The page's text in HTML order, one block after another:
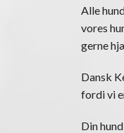
Alle
vores
gerne
Dansk
fordi vi
Din